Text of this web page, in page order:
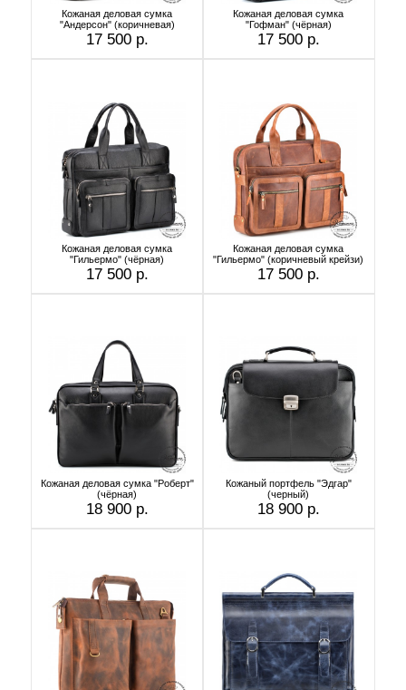
Кожаная деловая сумка
"Андерсон" (коричневая)
17 500 р.
Кожаная деловая сумка
"Гофман" (чёрная)
17 500 р.
Кожаная деловая сумка
"Гильермо" (чёрная)
17 500 р.
Кожаная деловая сумка
"Гильермо" (коричневый крейзи)
17 500 р.
Кожаная деловая сумка "Роберт"
(чёрная)
18 900 р.
Кожаный портфель "Эдгар"
(черный)
18 900 р.